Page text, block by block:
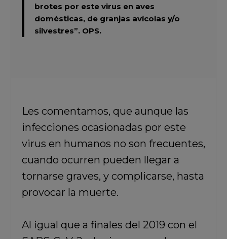
brotes por este virus en aves
domésticas, de granjas avícolas y/o
silvestres”. OPS.
Les comentamos, que aunque las
infecciones ocasionadas por este
virus en humanos no son frecuentes,
cuando ocurren pueden llegar a
tornarse graves, y complicarse, hasta
provocar la muerte.
Al igual que a finales del 2019 con el